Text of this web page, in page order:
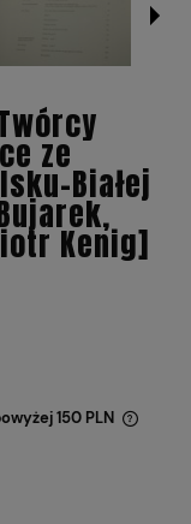
ze
Białej
Kenig]
150 PLN
płatności